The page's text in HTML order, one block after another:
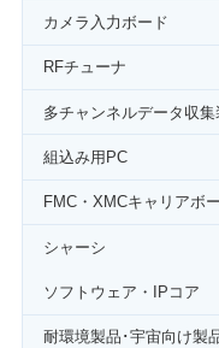
カメラ入力ボード
RFチューナ
多チャンネルデータ収集
組込み用PC
FMC・XMCキャリアボ
シャーシ
ソフトウェア・IPコア
耐環境製品･宇宙向け製